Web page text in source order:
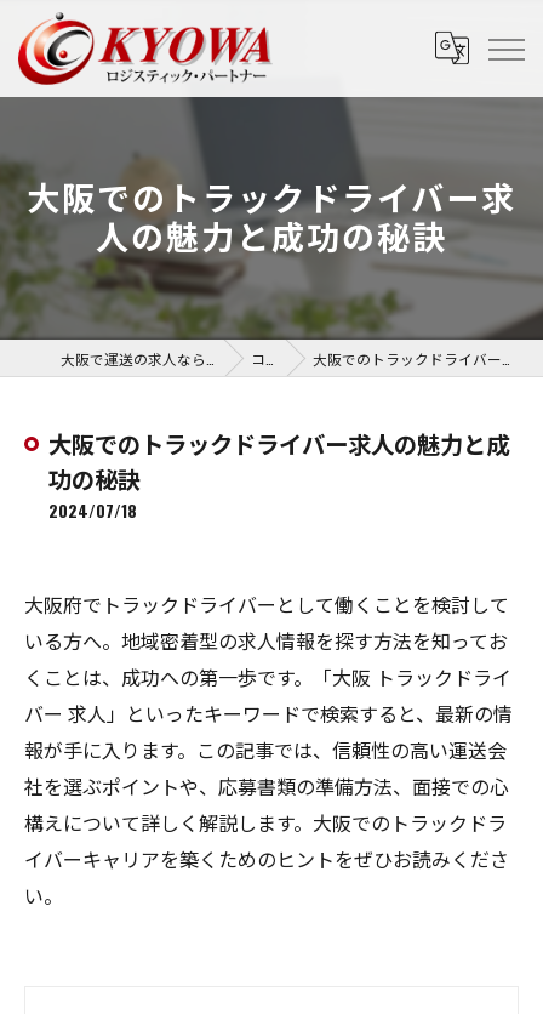
大阪でのトラックドライバー求
人の魅力と成功の秘訣
コラム 大阪でのトラックドライバー求人の魅力と成功の秘訣
大阪でのトラックドライバー求人の魅力と成
功の秘訣
2024/07/18
大阪府でトラックドライバーとして働くことを検討して
いる方へ。地域密着型の求人情報を探す方法を知ってお
くことは、成功への第一歩です。「大阪 トラックドライ
バー 求人」といったキーワードで検索すると、最新の情
報が手に入ります。この記事では、信頼性の高い運送会
社を選ぶポイントや、応募書類の準備方法、面接での心
構えについて詳しく解説します。大阪でのトラックドラ
イバーキャリアを築くためのヒントをぜひお読みくださ
い。